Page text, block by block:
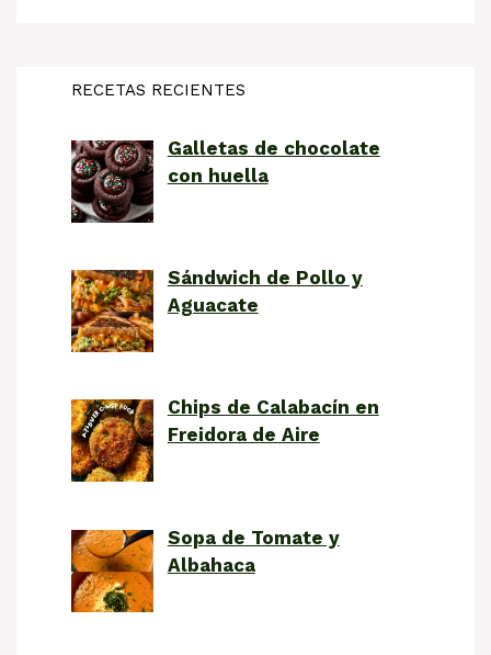
RECETAS RECIENTES
Galletas de chocolate
con huella
Sándwich de Pollo y
Aguacate
Chips de Calabacín en
Freidora de Aire
Sopa de Tomate y
Albahaca